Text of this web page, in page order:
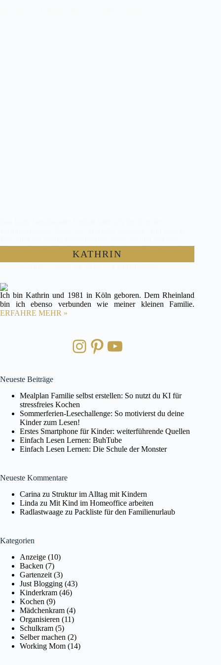
Jahre und gut im Kindergarten angekommen. Für sie werden
plötzlich neue Fragen und…KATHRIN
Ich bin Kathrin und 1981 in Köln geboren. Dem Rheinland
bin ich ebenso verbunden wie meiner kleinen Familie.
ERFAHRE MEHR »
Instagram
Pinterest
YouTube
Neueste Beiträge
Mealplan Familie selbst erstellen: So nutzt du KI für
stressfreies Kochen
Sommerferien-Lesechallenge: So motivierst du deine
Kinder zum Lesen!
Erstes Smartphone für Kinder: weiterführende Quellen
Einfach Lesen Lernen: BuhTube
Einfach Lesen Lernen: Die Schule der Monster
Neueste Kommentare
Carina zu Struktur im Alltag mit Kindern
Linda zu Mit Kind im Homeoffice arbeiten
Radlastwaage zu Packliste für den Familienurlaub
Kategorien
Anzeige (10)
Backen (7)
Gartenzeit (3)
Just Blogging (43)
Kinderkram (46)
Kochen (9)
Mädchenkram (4)
Organisieren (11)
Schulkram (5)
Selber machen (2)
Working Mom (14)